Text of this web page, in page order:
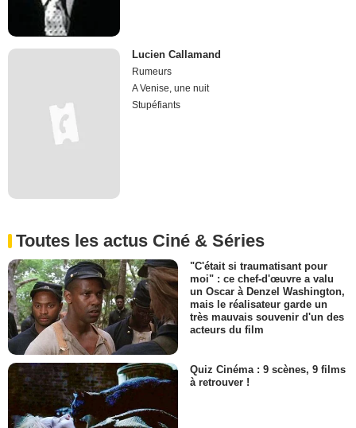
Lucien Callamand
Rumeurs
A Venise, une nuit
Stupéfiants
Toutes les actus Ciné & Séries
"C'était si traumatisant pour
moi" : ce chef-d'œuvre a valu
un Oscar à Denzel Washington,
mais le réalisateur garde un
très mauvais souvenir d'un des
acteurs du film
Quiz Cinéma : 9 scènes, 9 films
à retrouver !